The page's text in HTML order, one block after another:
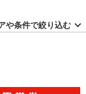
や条件で絞り込む